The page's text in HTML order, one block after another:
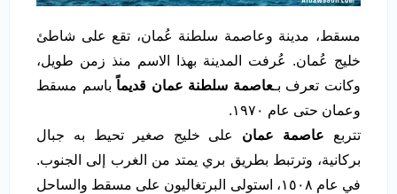
مسقط، مدينة وعاصمة سلطنة عُمان، تقع على شاطئ
خليج عُمان. عُرفت المدينة بهذا الاسم منذ زمن طويل،
وكانت تعرف بـعاصمة سلطنة عمان قديماً باسم مسقط
وعمان حتى عام ١٩٧٠.
تتربع عاصمة عمان على خليج صغير تحيط به جبال
بركانية، وترتبط بطريق بري يمتد من الغرب إلى الجنوب.
في عام ١٥٠٨، استولى البرتغاليون على مسقط والساحل